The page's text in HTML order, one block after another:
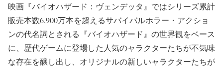
映画『バイオハザード：ヴェンデッタ』ではシリーズ累計
販売本数6,900万本を超えるサバイバルホラー・アクショ
ンの代名詞とされる『バイオハザード』の世界観をベース
に、歴代ゲームに登場した人気のャラクターたちが不気味
な存在を醸し出し、オリジナルの新しいャラクターたちが